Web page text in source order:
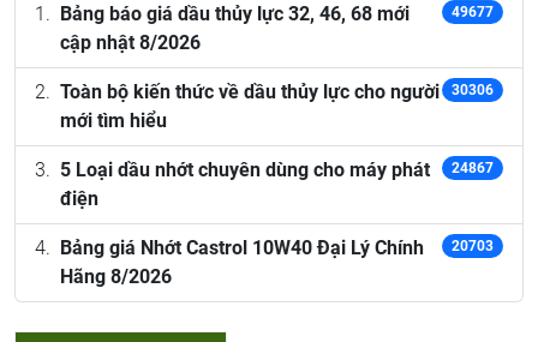
Bảng báo giá dầu thủy lực 32, 46, 68 mới
cập nhật 8/2026
49677
Toàn bộ kiến thức về dầu thủy lực cho người
mới tìm hiểu
30306
5 Loại dầu nhớt chuyên dùng cho máy phát
điện
24867
Bảng giá Nhớt Castrol 10W40 Đại Lý Chính
Hãng 8/2026
20703